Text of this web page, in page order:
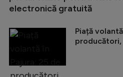
electronică gratuită
Piață